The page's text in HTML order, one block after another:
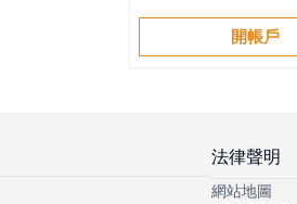
開帳戶
法律聲明
網站地圖